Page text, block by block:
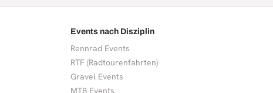
Events nach Disziplin
Rennrad Events
RTF (Radtourenfahrten)
Gravel Events
MTB Events